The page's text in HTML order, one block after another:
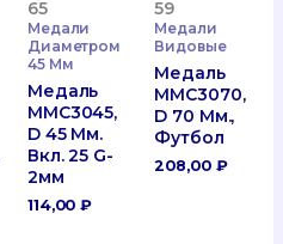
65
Медали
Диаметром
45 Мм
Медаль
MMC3045,
D 45 Мм.
Вкл. 25 G-
2мм
114,00₽
59
Медали
Видовые
Медаль
MMC3070,
D 70 Мм.,
Футбол
208,00 ₽